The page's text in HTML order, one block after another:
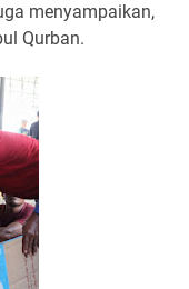
menyampaikan,
Qurban.